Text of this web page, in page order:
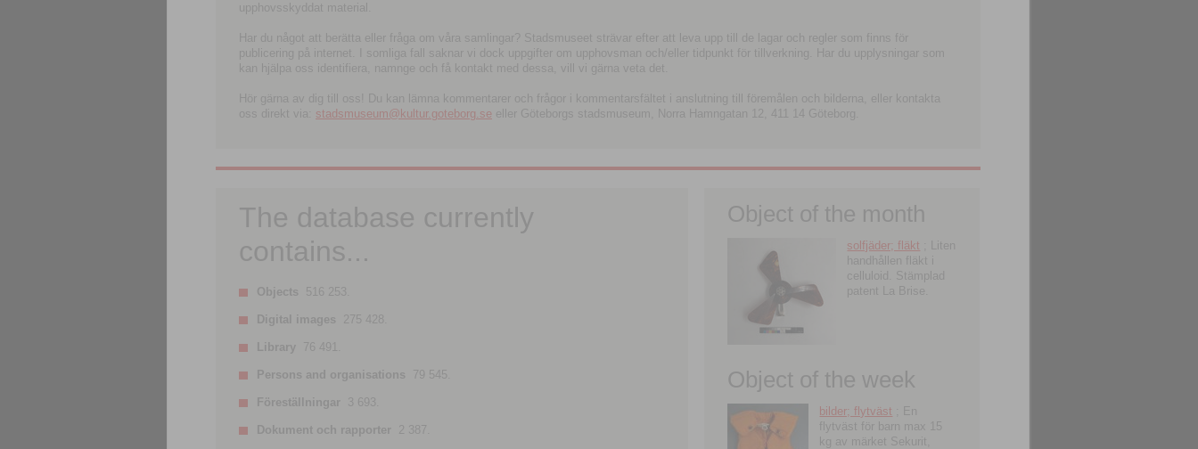
upphovsskyddat material.
Har du något att berätta eller fråga om våra samlingar? Stadsmuseet strävar efter att leva upp till de lagar och regler som finns för
publicering på internet. I somliga fall saknar vi dock uppgifter om upphovsman och/eller tidpunkt för tillverkning. Har du upplysningar som
kan hjälpa oss identifiera, namnge och få kontakt med dessa, vill vi gärna veta det.
Hör gärna av dig till oss! Du kan lämna kommentarer och frågor i kommentarsfältet i anslutning till föremålen och bilderna, eller kontakta
oss direkt via: stadsmuseum@kultur.goteborg.se eller Göteborgs stadsmuseum, Norra Hamngatan 12, 411 14 Göteborg.
The database currently
contains...
Objects 516 253.
Digital images 275 428.
Library 76 491.
Persons and organisations 79 545.
Föreställningar 3 693.
Dokument och rapporter 2 387.
Object of the month
solfjäder; fläkt ; Liten
handhållen fläkt i
celluloid. Stämplad
patent La Brise.
Object of the week
bilder; flytväst ; En
flytväst för barn max 15
kg av märket Sekurit,